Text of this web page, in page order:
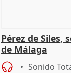
Pérez de
de Málaga
Sonido